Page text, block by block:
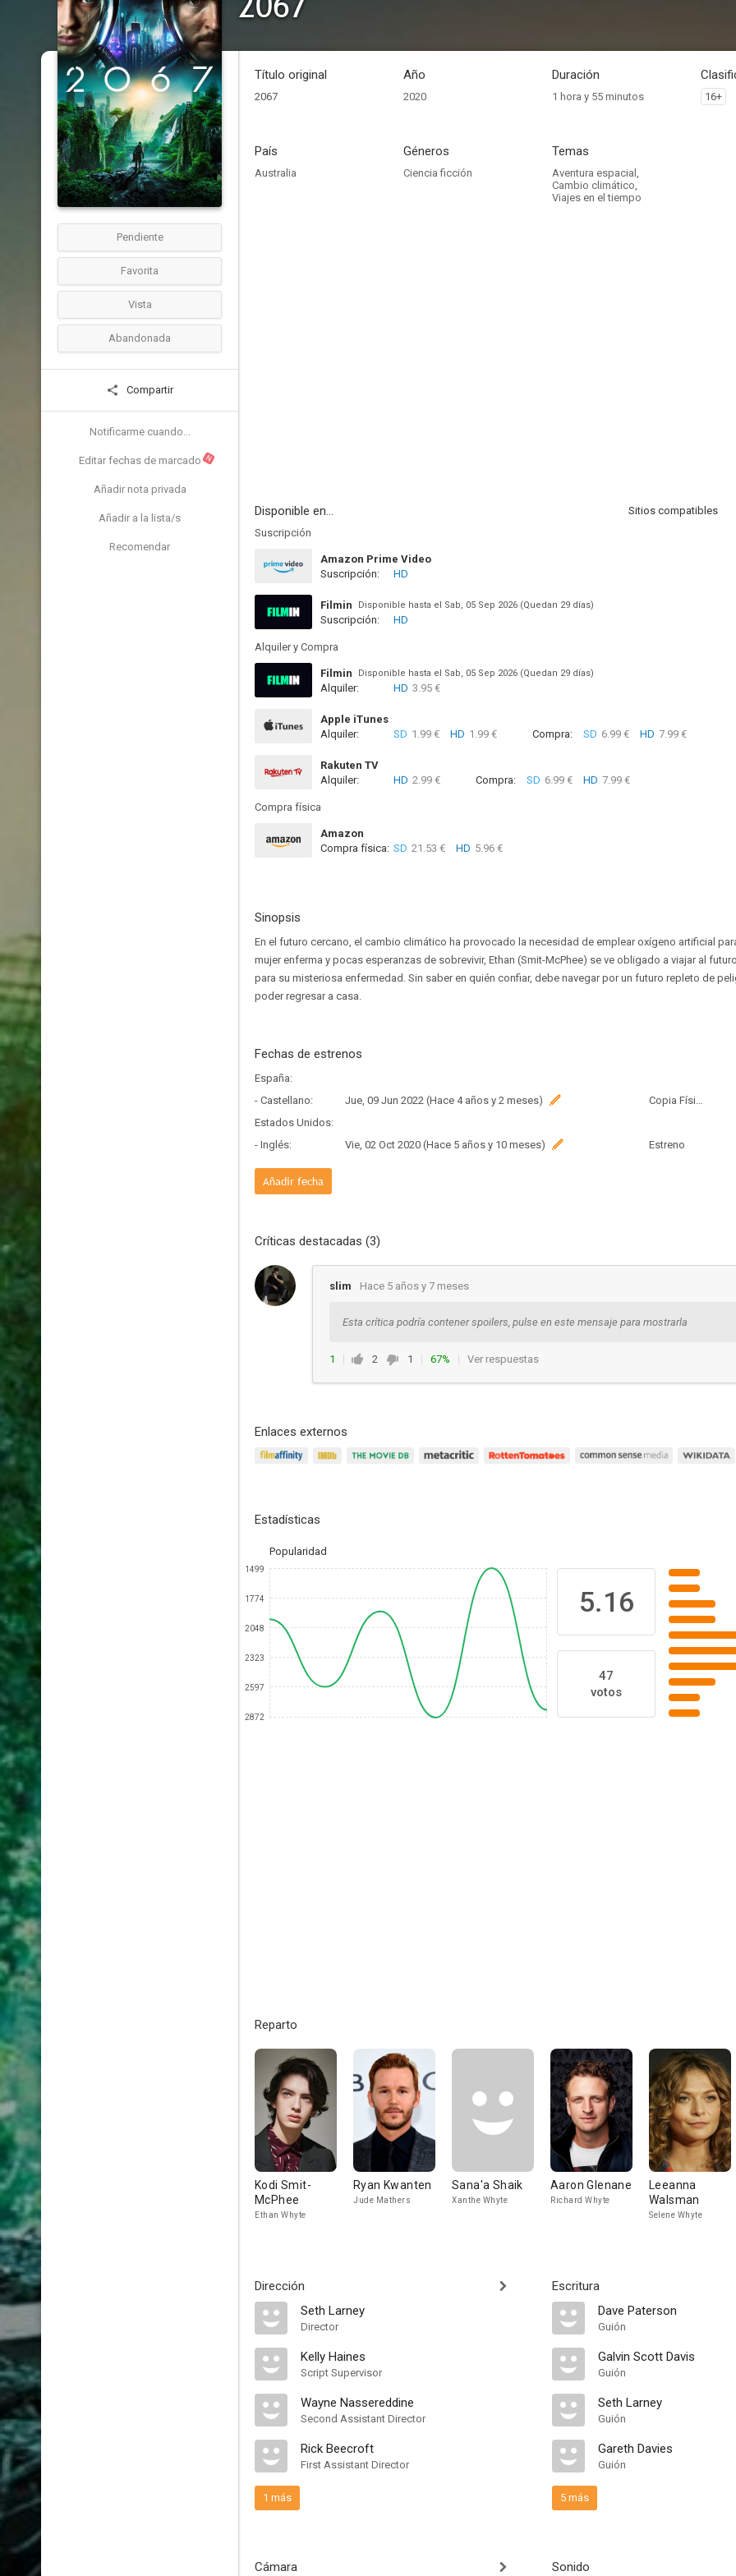
Pendiente
Favorita
Vista
Abandonada
Compartir
Notificarme cuando...
Editar fechas de marcado N
Añadir nota privada
Añadir a la lista/s
Recomendar
Título original
2067
Año
2020
Duración
1 hora y 55 minutos 16+
País
Australia
Géneros
Ciencia ficción
Temas
Aventura espacial ,
Cambio climático,
Viajes en el tiempo
Disponible en...
Sitios compatibles
Suscripción
Amazon Prime Video
Suscripción:
HD
Filmin Disponible hasta el Sab, 05 Sep 2026 (Quedan 29 días)
Suscripción: HD
Alquiler y Compra
Filmin Disponible hasta el Sab, 05 Sep 2026 (Quedan 29 días)
Alquiler: HD 3.95 €
Apple iTunes
Alquiler:
SD 1.99 € HD 1.99 € Compra: SD 6.99 € HD 7.99 €
Rakuten TV
Alquiler:
HD 2.99 € Compra: SD 6.99 € HD 7.99 €
Compra física
Amazon
Compra física: SD 21.53 € HD 5.96 €
Sinopsis
En el futuro cercano, el cambio climático ha provocado la necesidad de emplear oxígeno artificial
mujer enferma y pocas esperanzas de sobrevivir, Ethan (Smit-McPhee) se ve obligado a viajar al
para su misteriosa enfermedad. Sin saber en quién confiar, debe navegar por un futuro repleto de
poder regresar a casa.
Fechas de estrenos
España:
- Castellano:
Jue, 09 Jun 2022 (Hace 4 años y 2 meses)
Copia Física
Estados Unidos:
- Inglés:
Vie, 02 Oct 2020 (Hace 5 años y 10 meses) Estreno
Añadir fecha
Críticas destacadas (3)
slim Hace 5 años y 7 meses
Esta crítica podría contener spoilers, pulse en este mensaje para mostrarla
1 2 1 67% Ver respuestas
Enlaces externos
Estadísticas
Popularidad
1499
1774
2048
2323
2597
2872
5.16
47
votos
Reparto
Kodi Smit-
McPhee
Ethan Whyte
Ryan Kwanten
Jude Mathers
Sana'a Shaik
Xanthe Whyte
Aaron Glenane
Richard Whyte
Leeanna
Walsman
Selene Whyte
Dirección
Seth Larney
Director
Kelly Haines
Script Supervisor
Wayne Nassereddine
Second Assistant Director
Rick Beecroft
First Assistant Director
1 más
Cámara
Escritura
Dave Paterson
Guión
Galvin Scott Davis
Guión
Seth Larney
Guión
Gareth Davies
Guión
5 más
Sonido